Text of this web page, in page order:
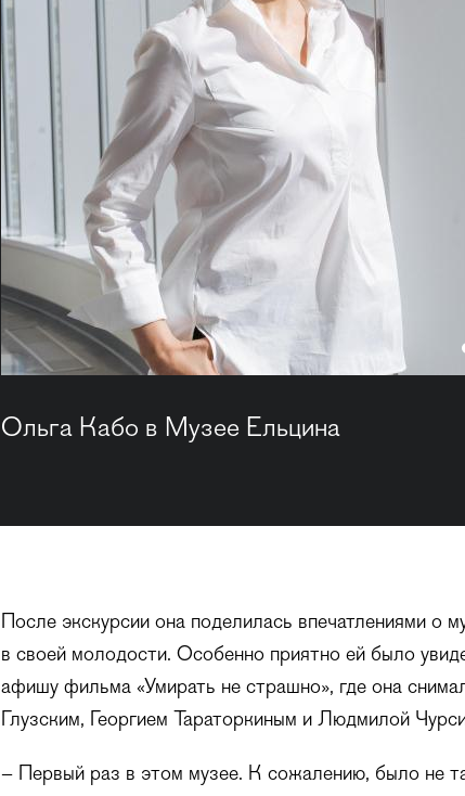
Ольга Кабо в Музее Ельцина
После экскурсии она поделилась впечатлениями о
в своей молодости. Особенно приятно ей было
афишу фильма «Умирать не страшно», где она
Глузским, Георгием Тараторкиным и Людмилой
– Первый раз в этом музее. К сожалению, было не